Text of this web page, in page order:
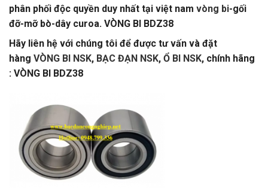
phân phối độc quyền duy nhất tại việt nam vòng bi-gối
đỡ-mỡ bò-dây curoa. VÒNG BI BDZ38
Hãy liên hệ với chúng tôi để được tư vấn và đặt
hàng VÒNG BI NSK, BẠC ĐẠN NSK, Ổ BI NSK, chính hãng
: VÒNG BI BDZ38